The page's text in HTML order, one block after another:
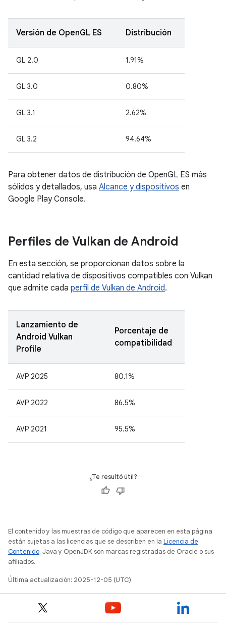
Versión de OpenGL ES Distribución
GL 2.0 1.91%
GL 3.0 0.80%
GL 3.1 2.62%
GL 3.2 94.64%
Para obtener datos de distribución de OpenGL ES más
sólidos y detallados, usa Alcance y dispositivos en
Google Play Console.
Perfiles de Vulkan de Android
En esta sección, se proporcionan datos sobre la
cantidad relativa de dispositivos compatibles con Vulkan
que admite cada perfil de Vulkan de Android.
Lanzamiento de
Android Vulkan
Profile
Porcentaje de
compatibilidad
AVP 2025 80.1%
AVP 2022 86.5%
AVP 2021 95.5%
¿Te resultó útil?
El contenido y las muestras de código que aparecen en esta página
están sujetas a las licencias que se describen en la Licencia de
Contenido. Java y OpenJDK son marcas registradas de Oracle o sus
afiliados.
Última actualización: 2025-12-05 (UTC)